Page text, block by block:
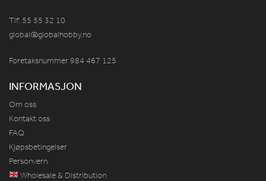
Tlf: 55 55 32 10
global@globalhobby.no
Foretaksnummer 984 467 125
INFORMASJON
Om oss
Kontakt oss
FAQ
Kjøpsbetingelser
Personvern
Wholesale & Distribution